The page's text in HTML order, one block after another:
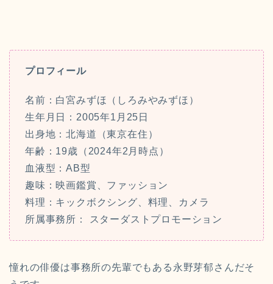
プロフィール
名前：白宮みずほ（しろみやみずほ）
生年月日：2005年1月25日
出身地：北海道（東京在住）
年齢：19歳（2024年2月時点）
血液型：AB型
趣味：映画鑑賞、ファッション
料理：キックボクシング、料理、カメラ
所属事務所： スターダストプロモーション
憧れの俳優は事務所の先輩でもある永野芽郁さんだそ